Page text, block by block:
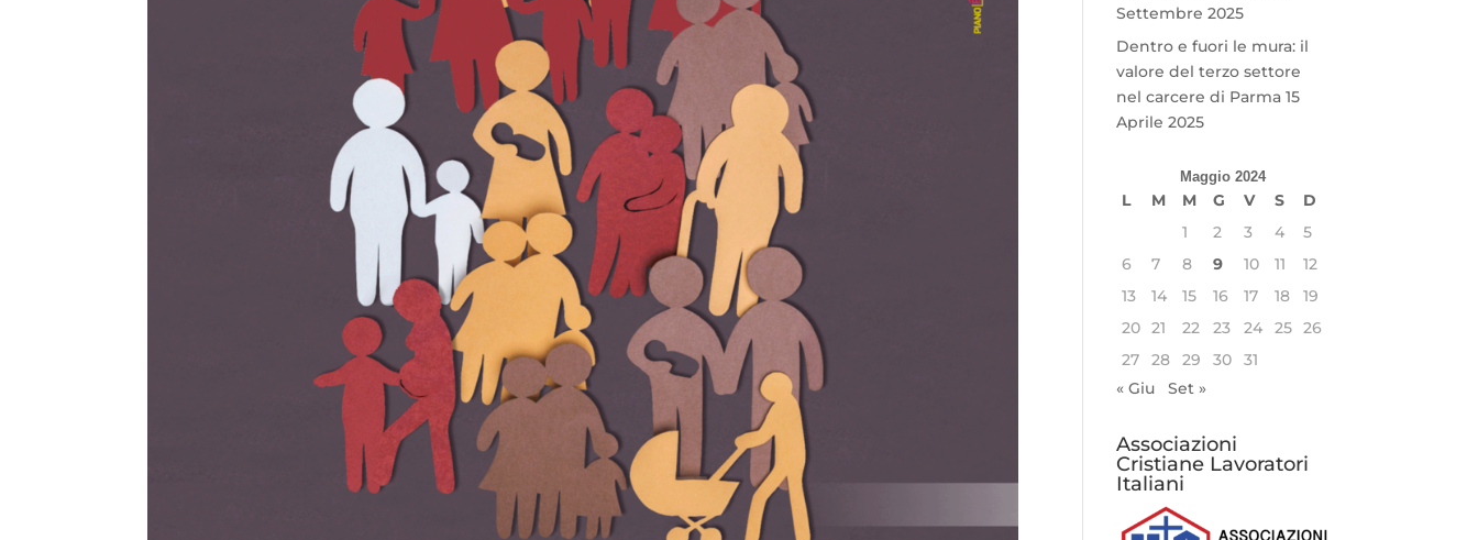
Settembre 2025
Dentro e fuori le mura: il
valore del terzo settore
nel carcere di Parma 15
Aprile 2025
Maggio 2024
L M M G V S
D
1
2 3 4
5
6
7 8 9 10 11
12
13
14 15 16 17 18
19
20 21 22 23 24 25 26
27
28 29 30
31
« Giu
Set »
Associazioni
Cristiane Lavoratori
Italiani